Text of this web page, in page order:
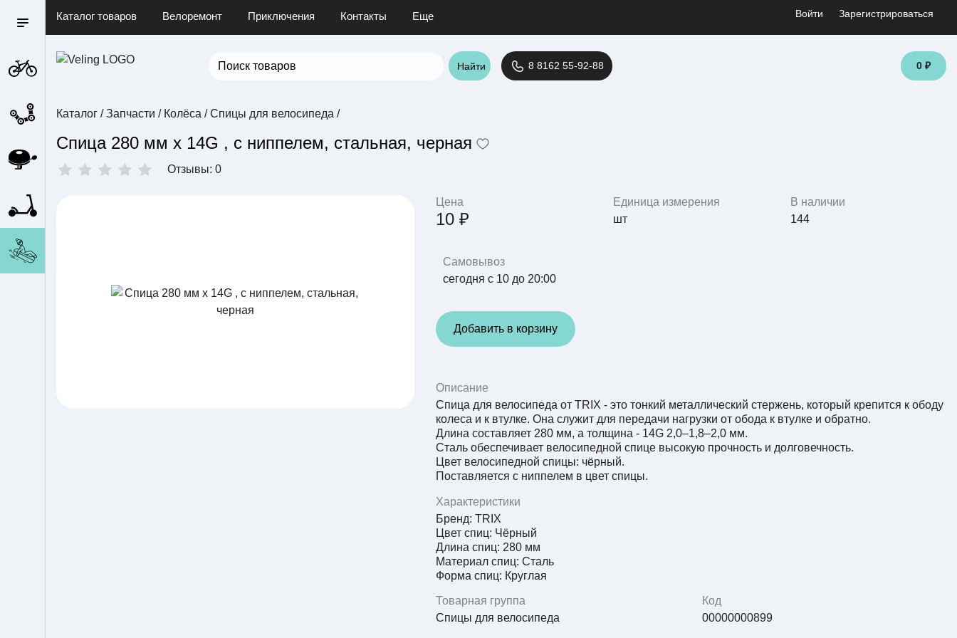
Каталог товаров Велоремонт Приключения Контакты Еще Войти Зарегистрироваться
Найти 8 8162 55-92-88 0 ₽
Каталог / Запчасти / Колёса / Спицы для велосипеда /
Спица 280 мм x 14G , с ниппелем, стальная, черная
Отзывы: 0
Цена
10 ₽
Единица измерения
шт
В наличии
144
Самовывоз
сегодня с 10 до 20:00
Добавить в корзину
Описание
Спица для велосипеда от TRIX - это тонкий металлический стержень, который крепится к ободу
колеса и к втулке. Она служит для передачи нагрузки от обода к втулке и обратно.
Длина составляет 280 мм, а толщина - 14G 2,0–1,8–2,0 мм.
Сталь обеспечивает велосипедной спице высокую прочность и долговечность.
Цвет велосипедной спицы: чёрный.
Поставляется с ниппелем в цвет спицы.
Характеристики
Бренд: TRIX
Цвет спиц: Чёрный
Длина спиц: 280 мм
Материал спиц: Сталь
Форма спиц: Круглая
Товарная группа
Спицы для велосипеда
Код
00000000899